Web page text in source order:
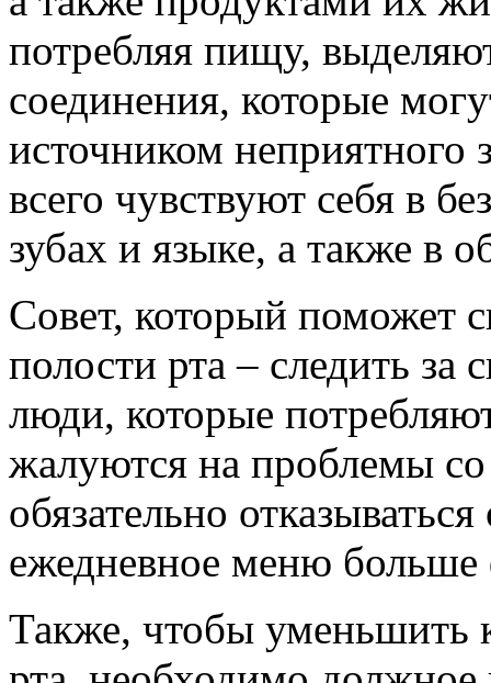
потребляя пищу,
соединения, которые
источником неприятного
всего чувствуют себя в
зубах и языке, а также в
Совет, который поможет
полости рта – следить
люди, которые
жалуются на проблемы
обязательно
ежедневное меню
Также, чтобы уменьшить